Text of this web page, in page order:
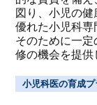
図り、小児の健
優れた小児科専
そのために一
修の機会を提供
小児科医の育成プ